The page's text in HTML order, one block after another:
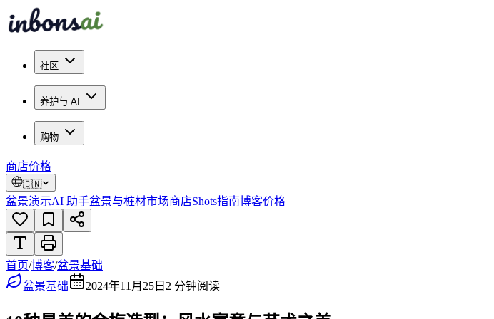
社区
养护与 AI
购物
商店价格
🇨🇳
盆景演示AI 助手盆景与桩材市场商店Shots指南博客价格
首页/博客/盆景基础
盆景基础
2024年11月25日 2 分钟阅读